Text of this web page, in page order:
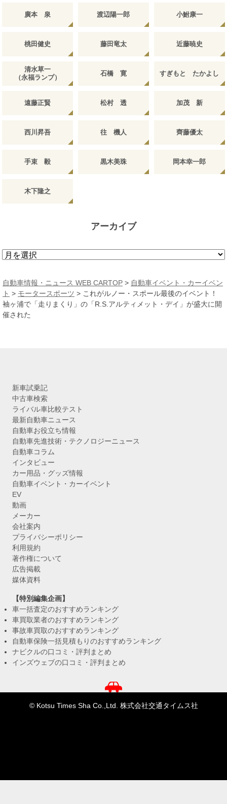
廣本 泉 渡辺陽一郎 小鮒康一
桃田健史 藤田竜太 近藤暁史
清水草一
（永福ランプ）
石橋 寛 すぎもと たかよし
遠藤正賢 松村 透 加茂 新
西川昇吾 往 機人 齊藤優太
手束 毅 黒木美珠 岡本幸一郎
木下隆之
アーカイブ
ア
カ
イ
ブ
自動車情報・ニュース WEB CARTOP > 自動車イベント・カーイベン
ト > モータースポーツ > これがルノー・スポール最後のイベント！
袖ヶ浦で「走りまくり」の「R.S.アルティメット・デイ」が盛大に開
催された
新車試乗記
中古車検索
ライバル車比較テスト
最新自動車ニュース
自動車お役立ち情報
自動車先進技術・テクノロジーニュース
自動車コラム
インタビュー
カー用品・グッズ情報
自動車イベント・カーイベント
EV
動画
メーカー
会社案内
プライバシーポリシー
利用規約
著作権について
広告掲載
媒体資料
【特別編集企画】
車一括査定のおすすめランキング
車買取業者のおすすめランキング
事故車買取のおすすめランキング
自動車保険一括見積もりのおすすめランキング
ナビクルの口コミ・評判まとめ
インズウェブの口コミ・評判まとめ
© Kotsu Times Sha Co.,Ltd. 株式会社交通タイムス社